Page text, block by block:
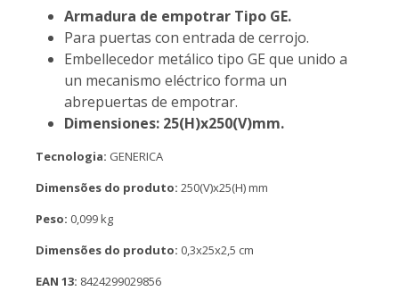
Armadura de empotrar Tipo GE.
Para puertas con entrada de cerrojo.
Embellecedor metálico tipo GE que unido a
un mecanismo eléctrico forma un
abrepuertas de empotrar.
Dimensiones: 25(H)x250(V)mm.
Tecnologia: GENERICA
Dimensões do produto: 250(V)x25(H) mm
Peso: 0,099 kg
Dimensões do produto: 0,3x25x2,5 cm
EAN 13: 8424299029856